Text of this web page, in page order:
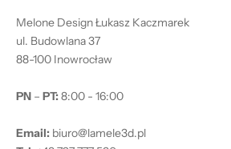
Melone Design Łukasz Kaczmarek
ul. Budowlana 37
88-100 Inowrocław
PN – PT:8:00 - 16:00
Email: biuro@lamele3d.pl